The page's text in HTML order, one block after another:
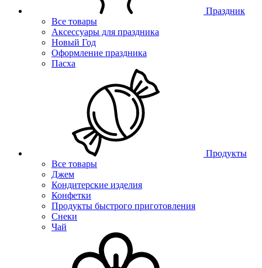
Праздник
Все товары
Аксессуары для праздника
Новый Год
Оформление праздника
Пасха
Продукты
Все товары
Джем
Кондитерские изделия
Конфетки
Продукты быстрого приготовления
Снеки
Чай